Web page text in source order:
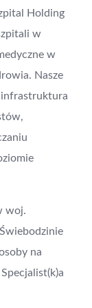
Holding
w
w
Nasze
infrastruktura
woj.
na